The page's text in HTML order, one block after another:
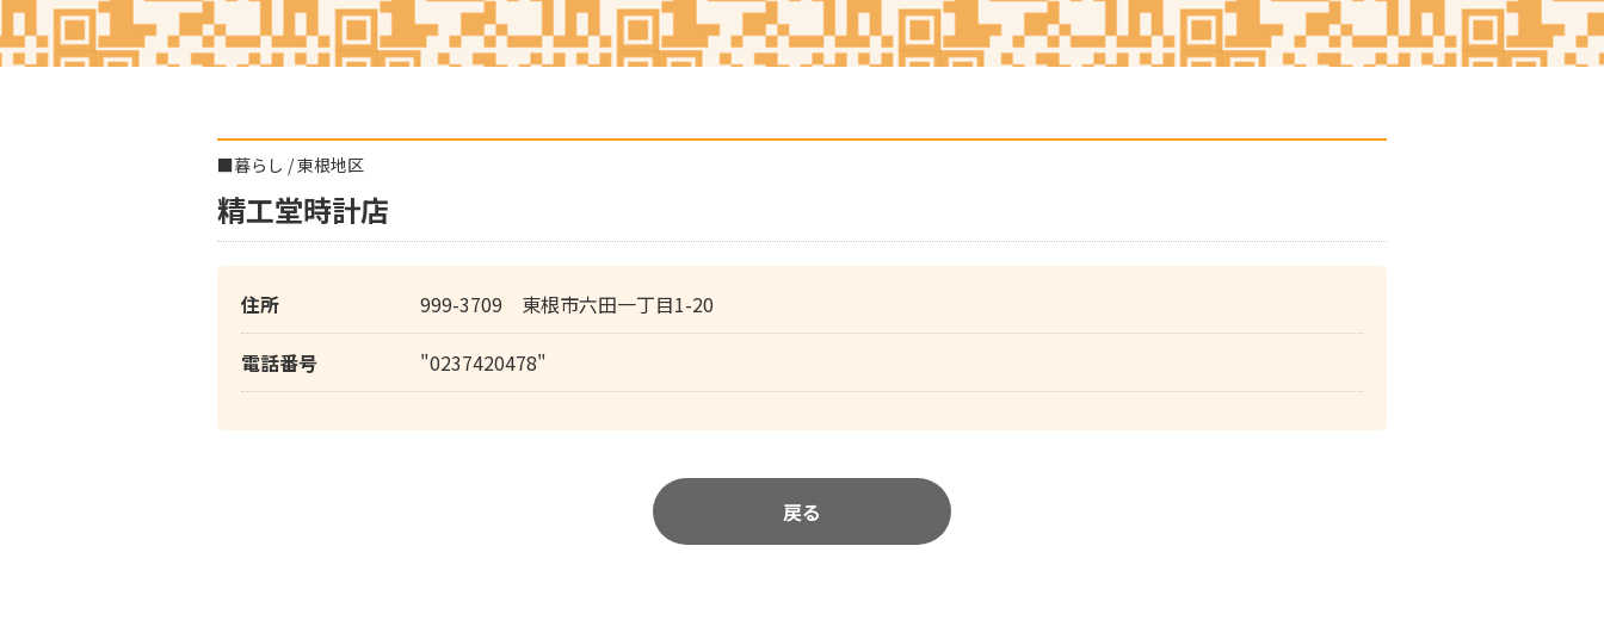
■暮らし /東根地区
精工堂時計店
住所 999-3709 東根市六田一丁目1-20
電話番号 "0237420478"
戻る